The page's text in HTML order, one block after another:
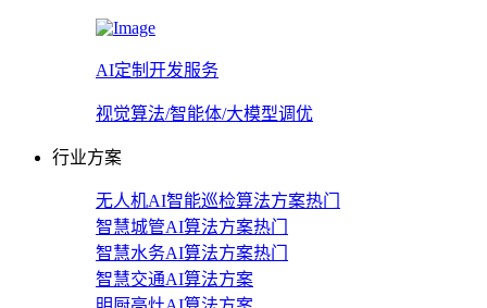
AI定制开发服务
视觉算法/智能体/大模型调优
行业方案
无人机AI智能巡检算法方案热门
智慧城管AI算法方案热门
智慧水务AI算法方案热门
智慧交通AI算法方案